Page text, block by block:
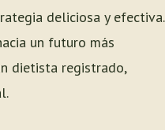
deliciosa y efectiva.
un futuro más
dietista registrado,